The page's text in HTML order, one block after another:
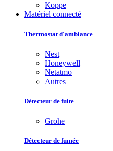
Koppe
Matériel connecté
Thermostat d'ambiance
Nest
Honeywell
Netatmo
Autres
Détecteur de fuite
Grohe
Détecteur de fumée